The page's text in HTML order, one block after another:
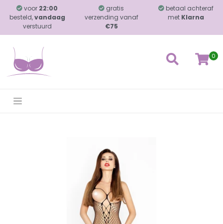
voor 22:00
besteld,vandaag
verstuurd
gratis
verzending vanaf
€75
betaal achteraf
met Klarna
0